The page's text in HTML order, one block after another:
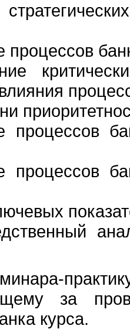
процессов
процессов
процессов
за
курса.